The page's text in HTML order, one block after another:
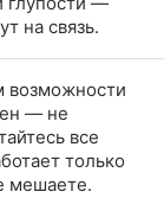
на связь.
возможности
— не
все
только
мешаете.